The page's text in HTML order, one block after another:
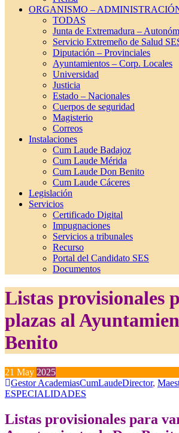
ORGANISMO –
TODAS
Junta de Extremadura –
Servicio Extremeño de Salud
Diputación – Provinciales
Ayuntamientos – Corp. Locales
Universidad
Justicia
Estado – Nacionales
Cuerpos de seguridad
Magisterio
Correos
Instalaciones
Cum Laude Badajoz
Cum Laude Mérida
Cum Laude Don Benito
Cum Laude Cáceres
Legislación
Servicios
Certificado Digital
Impugnaciones
Servicios a tribunales
Recurso
Portal del Candidato SES
Documentos
Listas provisionales
plazas al
Benito
21 May 2025
Gestor AcademiasCumLaudeDirector,
ESPECIALIDADES
Listas provisionales para